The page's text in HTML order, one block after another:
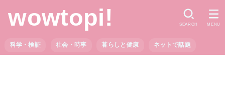
wowtopi!
科学・検証 社会・時事 暮らしと健康 ネットで話題
SEARCH MENU